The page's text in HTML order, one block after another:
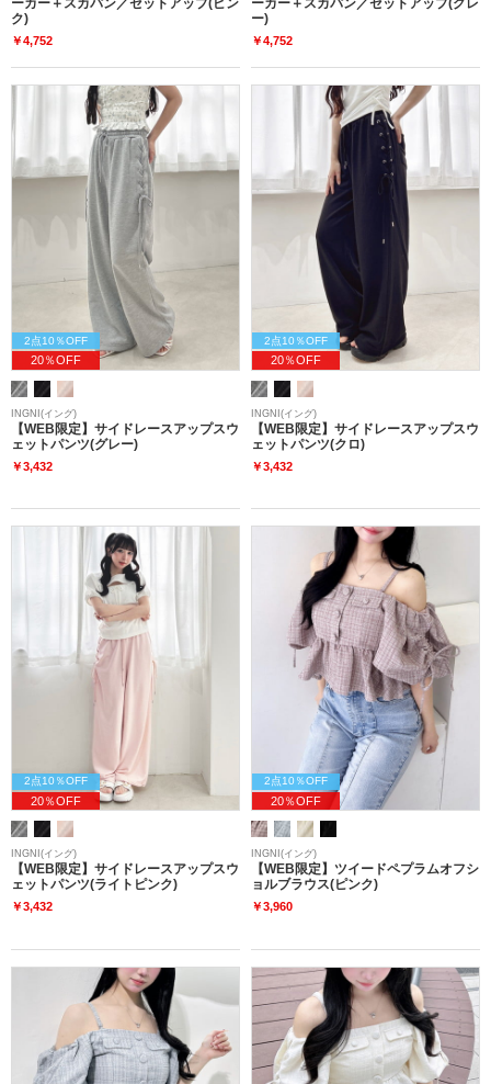
ーカー＋スカパン／セットアップ(ピン
ク)
￥4,752
ーカー＋スカパン／セットアップ(グレ
ー)
￥4,752
2点10％OFF
20％OFF
INGNI(イング)
【WEB限定】サイドレースアップスウ
ェットパンツ(グレー)
￥3,432
2点10％OFF
20％OFF
INGNI(イング)
【WEB限定】サイドレースアップスウ
ェットパンツ(クロ)
￥3,432
2点10％OFF
20％OFF
INGNI(イング)
【WEB限定】サイドレースアップスウ
ェットパンツ(ライトピンク)
￥3,432
2点10％OFF
20％OFF
INGNI(イング)
【WEB限定】ツイードペプラムオフシ
ョルブラウス(ピンク)
￥3,960